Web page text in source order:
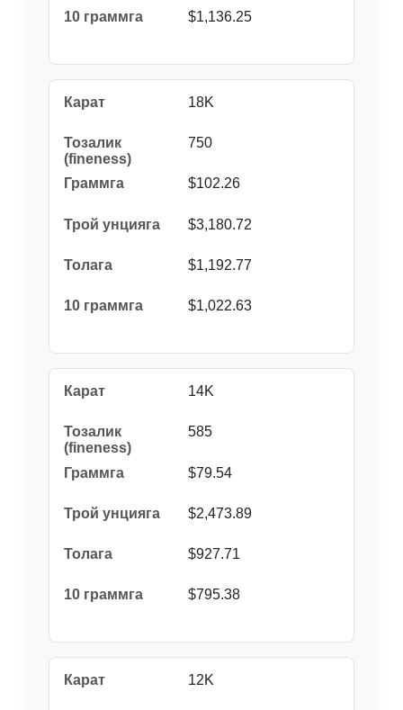
$1,136.25
18K
750
$102.26
$3,180.72
$1,192.77
$1,022.63
14K
585
$79.54
$2,473.89
$927.71
$795.38
12K